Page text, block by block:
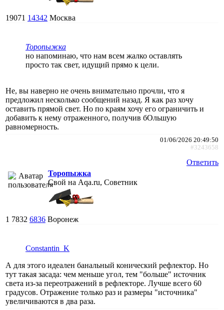
19071 14342 Москва
Торопыжка
но напоминаю, что нам всем жалко оставлять
просто так свет, идущий прямо к цели.
Не, вы наверно не очень внимательно прочли, что я
предложил несколько сообщений назад. Я как раз хочу
оставить прямой свет. Но по краям хочу его ограничить и
добавить к нему отраженного, получив бОльшую
равномерность.
01/06/2026 20:49:50
#3243658
Ответить
Торопыжка
Свой на Aqa.ru, Советник
1 7832 6836 Воронеж
Constantin_K
А для этого идеален банальный конический рефлектор. Но
тут такая засада: чем меньше угол, тем "больше" источник
света из-за переотражений в рефлекторе. Лучше всего 60
градусов. Отражение только раз и размеры "источника"
увеличиваются в два раза.